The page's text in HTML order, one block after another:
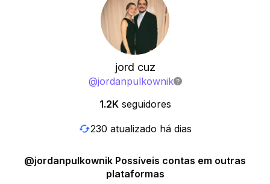
jord cuz
@jordanpulkownik
1.2K seguidores
230 atualizado há dias
@jordanpulkownik Possíveis contas em outras
plataformas